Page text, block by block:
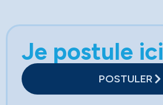
Je postule ici
POSTULER